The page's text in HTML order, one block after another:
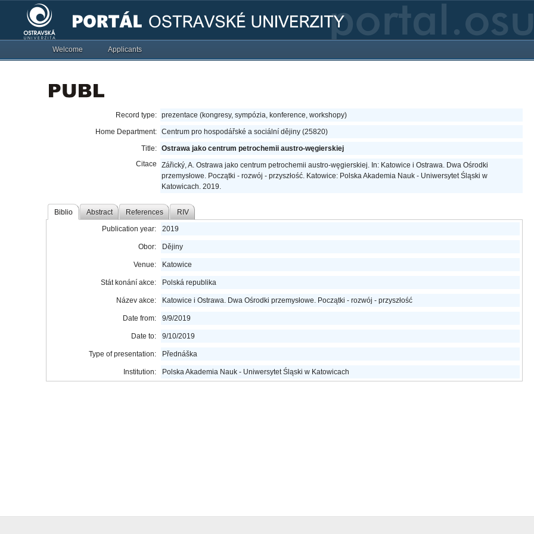
Welcome Applicants
Record type: prezentace (kongresy, sympózia, konference, workshopy)
Home Department: Centrum pro hospodářské a sociální dějiny (25820)
Title: Ostrawa jako centrum petrochemii austro-węgierskiej
Citace
Zářický, A. Ostrawa jako centrum petrochemii austro-węgierskiej. In: Katowice i Ostrawa. Dwa Ośrodki
przemysłowe. Początki - rozwój - przyszłość. Katowice: Polska Akademia Nauk - Uniwersytet Śląski w
Katowicach. 2019.
Biblio Abstract References RIV
Publication year: 2019
Obor: Dějiny
Venue: Katowice
Stát konání akce: Polská republika
Název akce: Katowice i Ostrawa. Dwa Ośrodki przemysłowe. Początki - rozwój - przyszłość
Date from: 9/9/2019
Date to: 9/10/2019
Type of presentation: Přednáška
Institution: Polska Akademia Nauk - Uniwersytet Śląski w Katowicach